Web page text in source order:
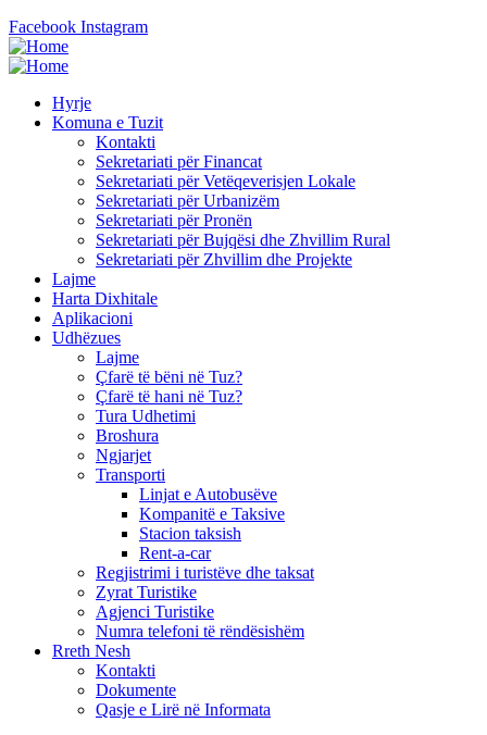
Facebook Instagram
Hyrje
Komuna e Tuzit
Kontakti
Sekretariati për Financat
Sekretariati për Vetëqeverisjen Lokale
Sekretariati për Urbanizëm
Sekretariati për Pronën
Sekretariati për Bujqësi dhe Zhvillim Rural
Sekretariati për Zhvillim dhe Projekte
Lajme
Harta Dixhitale
Aplikacioni
Udhëzues
Lajme
Çfarë të bëni në Tuz?
Çfarë të hani në Tuz?
Tura Udhetimi
Broshura
Ngjarjet
Transporti
Linjat e Autobusëve
Kompanitë e Taksive
Stacion taksish
Rent-a-car
Regjistrimi i turistëve dhe taksat
Zyrat Turistike
Agjenci Turistike
Numra telefoni të rëndësishëm
Rreth Nesh
Kontakti
Dokumente
Qasje e Lirë në Informata